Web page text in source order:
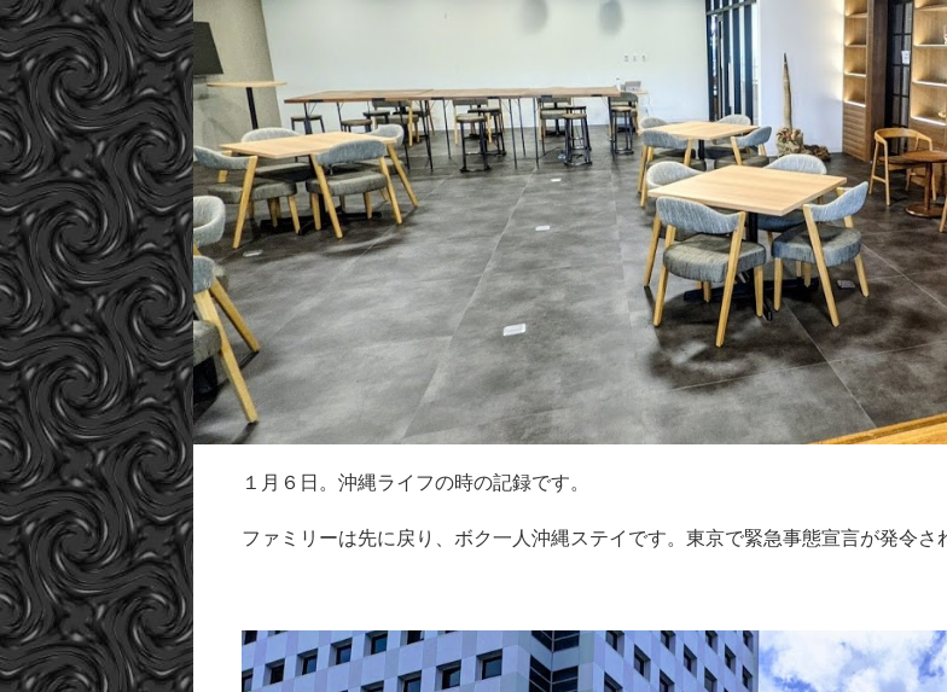
１月６日。沖縄ライフの時の記録です。
ファミリーは先に戻り、ボク一人沖縄ステイです。東京で緊急事態宣言が発令さ